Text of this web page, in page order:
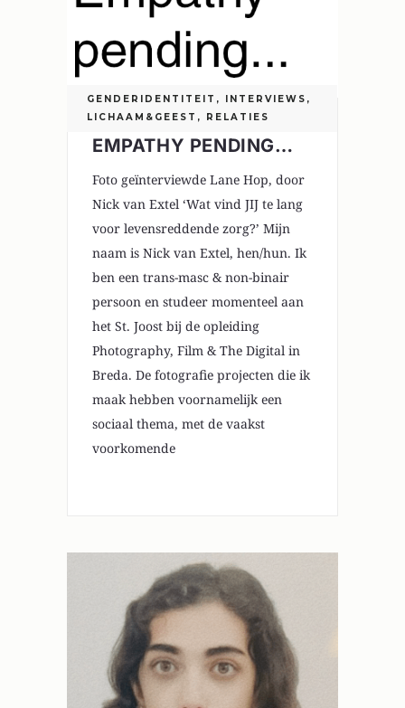
GENDERIDENTITEIT , INTERVIEWS ,
LICHAAM&GEEST , RELATIES
EMPATHY PENDING…
Foto geïnterviewde Lane Hop, door
Nick van Extel ‘Wat vind JIJ te lang
voor levensreddende zorg?’ Mijn
naam is Nick van Extel, hen/hun. Ik
ben een trans-masc & non-binair
persoon en studeer momenteel aan
het St. Joost bij de opleiding
Photography, Film & The Digital in
Breda. De fotografie projecten die ik
maak hebben voornamelijk een
sociaal thema, met de vaakst
voorkomende